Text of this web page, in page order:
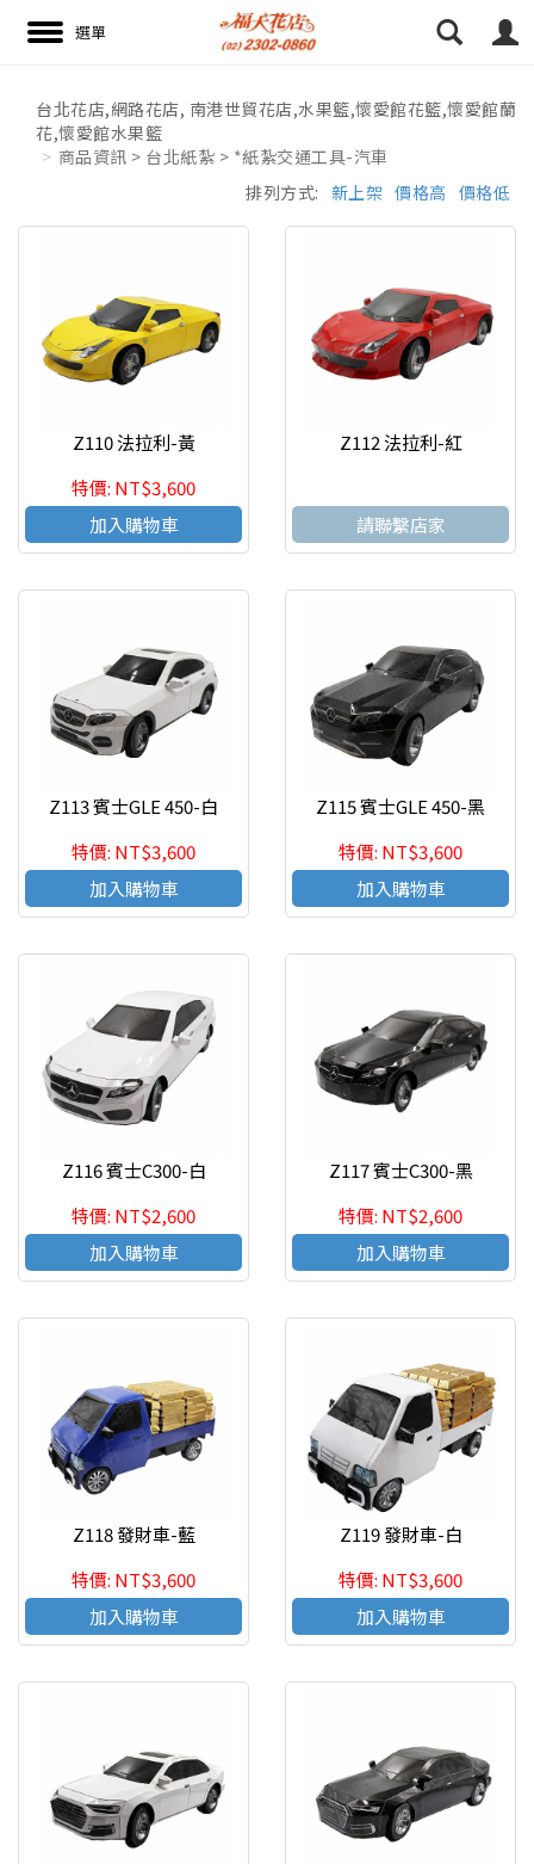
台北花店,網路花店, 南港世貿花店,水果籃,懷愛館花籃,懷愛館蘭
花,懷愛館水果籃
商品資訊 > 台北紙紮 > *紙紮交通工具-汽車
價格低
價格高
新上架
排列方式:
Z110 法拉利-黃
特價: NT$3,600
加入購物車
Z112 法拉利-紅
請聯繫店家
Z113 賓士GLE 450-白
特價: NT$3,600
加入購物車
Z115 賓士GLE 450-黑
特價: NT$3,600
加入購物車
Z116 賓士C300-白
特價: NT$2,600
加入購物車
Z117 賓士C300-黑
特價: NT$2,600
加入購物車
Z118 發財車-藍
特價: NT$3,600
加入購物車
Z119 發財車-白
特價: NT$3,600
加入購物車